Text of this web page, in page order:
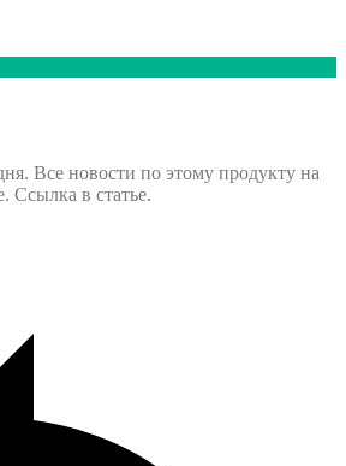
Все новости по этому продукту на
Ссылка в статье.